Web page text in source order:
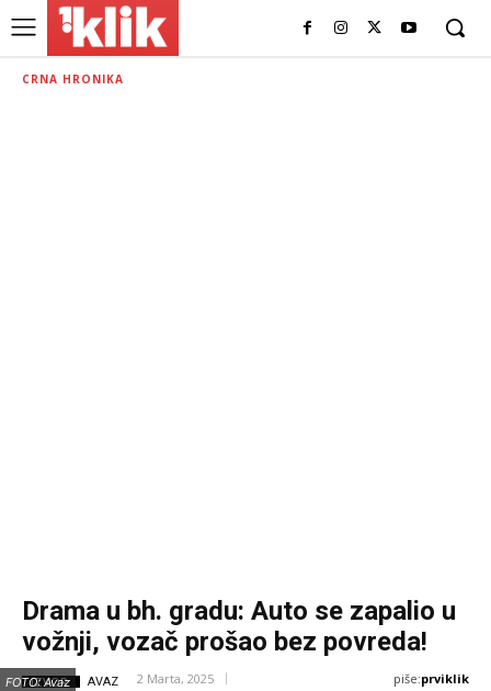
CRNA HRONIKA
Drama u bh. gradu: Auto se zapalio u
vožnji, vozač prošao bez povreda!
IZVOR: AVAZ 2 Marta, 2025 piše:prviklik
FOTO: Avaz